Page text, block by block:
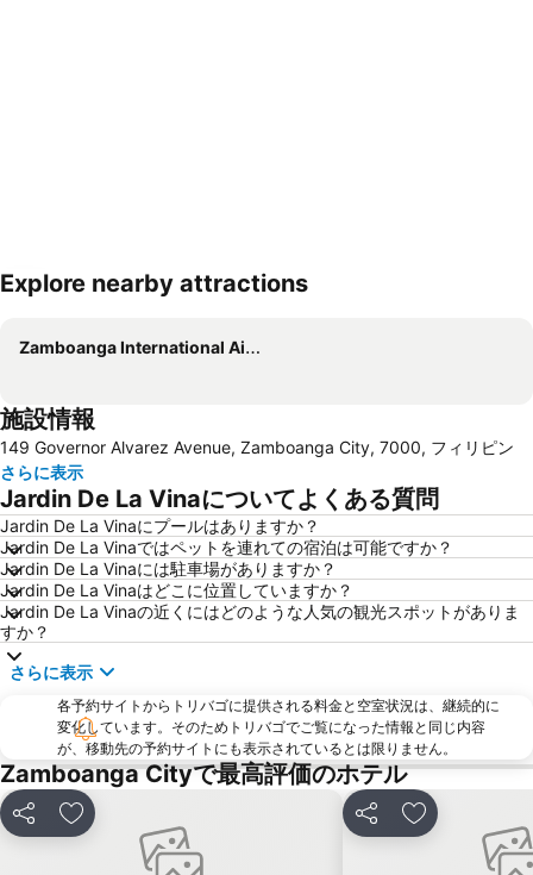
Explore nearby attractions
Zamboanga International Airport
施設情報
149 Governor Alvarez Avenue, Zamboanga City, 7000, フィリピン
さらに表示
Jardin De La Vinaについてよくある質問
Jardin De La Vinaにプールはありますか？
Jardin De La Vinaではペットを連れての宿泊は可能ですか？
Jardin De La Vinaには駐車場がありますか？
Jardin De La Vinaはどこに位置していますか？
Jardin De La Vinaの近くにはどのような人気の観光スポットがありま
すか？
さらに表示
各予約サイトからトリバゴに提供される料金と空室状況は、継続的に
変化しています。そのためトリバゴでご覧になった情報と同じ内容
が、移動先の予約サイトにも表示されているとは限りません。
Zamboanga Cityで最高評価のホテル
シェア お気に入りに追加 シェア お気に入りに